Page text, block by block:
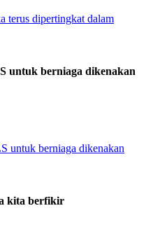
untuk berniaga dikenakan
kita berfikir